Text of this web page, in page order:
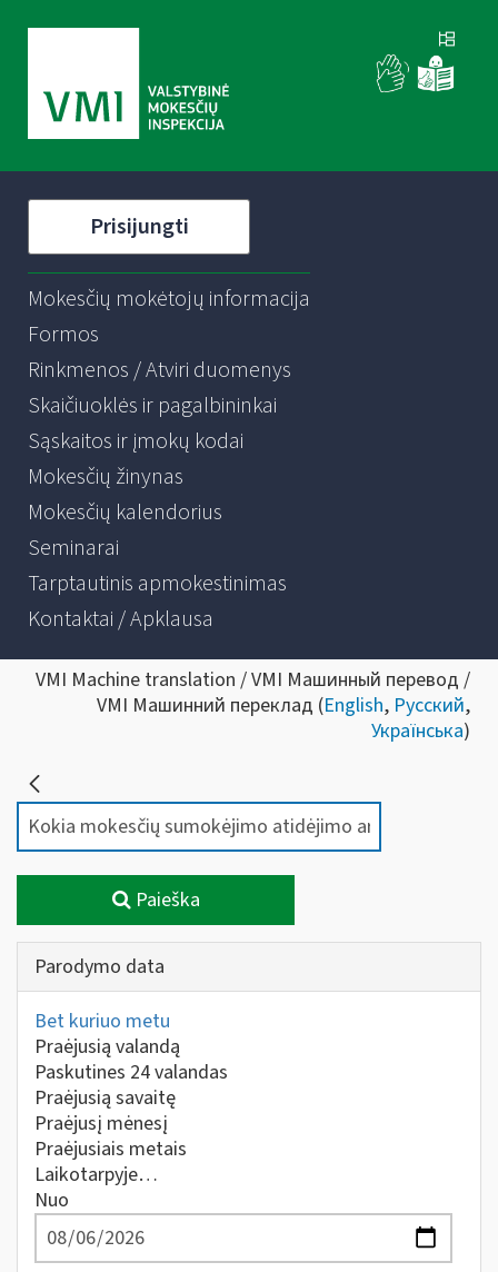
Prisijungti
Mokesčių mokėtojų informacija
Formos
Rinkmenos / Atviri duomenys
Skaičiuoklės ir pagalbininkai
Sąskaitos ir įmokų kodai
Mokesčių žinynas
Mokesčių kalendorius
Seminarai
Tarptautinis apmokestinimas
Kontaktai / Apklausa
VMI Machine translation / VMI Машинный перевод /
VMI Машинний переклад (English, Русский,
Українська)
Paieška
Parodymo data
Bet kuriuo metu
Praėjusią valandą
Paskutines 24 valandas
Praėjusią savaitę
Praėjusį mėnesį
Praėjusiais metais
Laikotarpyje…
Nuo